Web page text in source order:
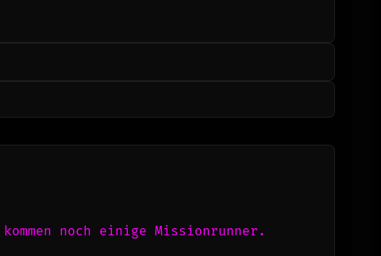
noch einige Missionrunner.